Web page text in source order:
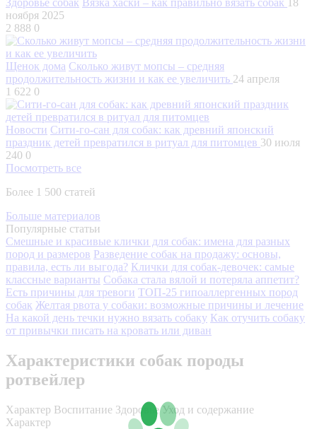
ноября 2025
2 888 0
Щенок дома Сколько живут мопсы – средняя
продолжительность жизни и как ее увеличить 24 апреля
1 622 0
Новости Сити-го-сан для собак: как древний японский
праздник детей превратился в ритуал для питомцев 30 июля
240 0
Посмотреть все
Более 1 500 статей
Больше материалов
Популярные статьи
Смешные и красивые клички для собак: имена для разных
пород и размеров Разведение собак на продажу: основы,
правила, есть ли выгода? Клички для собак-девочек: самые
классные варианты Собака стала вялой и потеряла аппетит?
Есть причины для тревоги ТОП-25 гипоаллергенных пород
собак Желтая рвота у собаки: возможные причины и лечение
На какой день течки нужно вязать собаку Как отучить собаку
от привычки писать на кровать или диван
Характеристики собак породы
ротвейлер
Характер Воспитание Здоровье Уход и содержание
Характер